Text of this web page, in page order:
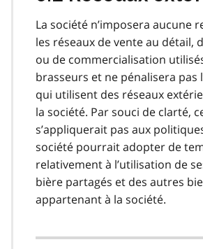
La société n’imposera aucune
les réseaux de vente au détail,
ou de commercialisation
brasseurs et ne pénalisera pas
qui utilisent des réseaux
la société. Par souci de clarté,
s’appliquerait pas aux
société pourrait adopter de
relativement à l’utilisation de
bière partagés et des autres
appartenant à la société.